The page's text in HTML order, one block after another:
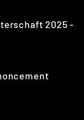
2025 -